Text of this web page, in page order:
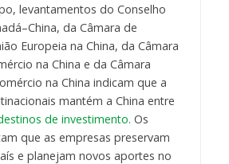
levantamentos do Conselho
da Câmara de
Europeia na China, da Câmara
na China e da Câmara
na China indicam que a
mantém a China entre
de investimento. Os
que as empresas preservam
e planejam novos aportes no